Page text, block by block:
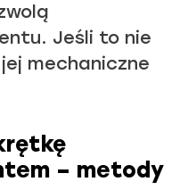
Jeśli to nie
mechaniczne
– metody